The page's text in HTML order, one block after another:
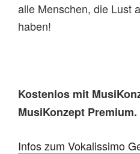
alle Menschen, die Lust
haben!
Kostenlos mit
MusiKonzept Premium.
Infos zum Vokalissimo